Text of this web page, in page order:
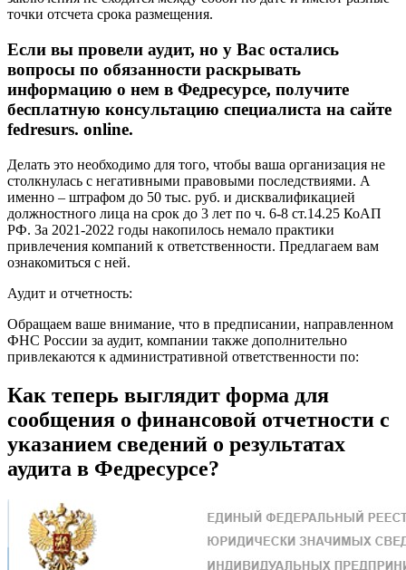
точки отсчета срока размещения.
Если вы провели аудит, но у Вас остались
вопросы по обязанности раскрывать
информацию о нем в Федресурсе, получите
бесплатную консультацию специалиста на сайте
fedresurs. online.
Делать это необходимо для того, чтобы ваша организация не
столкнулась с негативными правовыми последствиями. А
именно – штрафом до 50 тыс. руб. и дисквалификацией
должностного лица на срок до 3 лет по ч. 6-8 ст.14.25 КоАП
РФ. За 2021-2022 годы накопилось немало практики
привлечения компаний к ответственности. Предлагаем вам
ознакомиться с ней.
Аудит и отчетность:
Обращаем ваше внимание, что в предписании, направленном
ФНС России за аудит, компании также дополнительно
привлекаются к административной ответственности по:
Как теперь выглядит форма для
сообщения о финансовой отчетности с
указанием сведений о результатах
аудита в Федресурсе?